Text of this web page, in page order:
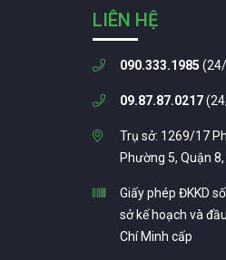
LIÊN HỆ
090.333.1985
09.87.87.0217
Trụ sở: 1269/17
Phường 5, Quận 8,
Giấy phép ĐKKD
sở kế hoạch và
Chí Minh cấp